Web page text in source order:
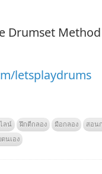
Drumset
letsplaydrums
ลน์ ฝึกตีกลอง มือกลอง
สอน
นเอง